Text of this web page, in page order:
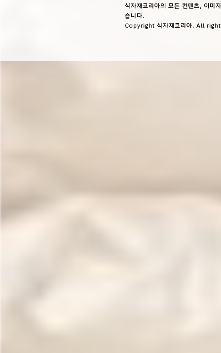
식자재코리아의 모든 컨텐츠, 이미
습니다.
Copyright 식자재코리아. All